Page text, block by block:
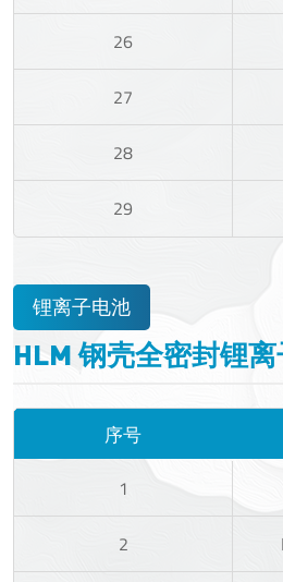
26
27
28
29
锂离子电池
HLM 钢壳全密封锂
序号
1
2